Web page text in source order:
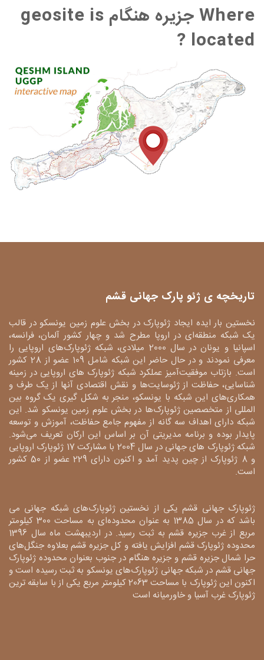
Where جزیره هنگام geosite is
located ?
تاریخچه ی ژئو پارک جهانی قشم
نخستین بار ایده ایجاد ژئوپارک در بخش علوم زمین یونسکو در قالب
یک شبکه منطقه‌ای در اروپا مطرح شد و چهار کشور آلمان، فرانسه،
اسپانیا و یونان در سال 2000 میلادی، شبکه ژئوپارک‌های اروپایی را
معرفی نمودند و در حال حاضر این شبکه شامل 109 عضو از 28 کشور
است. بازتاب موفقیت‌آمیز عملکرد شبکه ژئوپارک های اروپایی در زمینه
شناسایی، حفاظت از ژئوسایت‌ها و نقش اقتصادی آنها از یک طرف و
همکاری‌های این شبکه با یونسکو، منجر به شکل گیری یک گروه بین
المللی از متخصصین ژئوپارک‌ها در بخش علوم زمین یونسکو شد. این
شبکه دارای اهداف سه گانه از مفهوم جامع حفاظت، آموزش و توسعه
پایدار بوده و برنامه مدیریتی آن بر اساس این ارکان تعریف می‌شود.
شبکه ژئوپارک های جهانی در سال 2004 با مشارکت 17 ژئوپارک اروپایی
و 8 ژئوپارک از چین پدید آمد و اکنون دارای 229 عضو از 50 کشور
است.
ژئوپارک جهانی قشم یکی از نخستین ژئوپارک‌های شبکه جهانی می
باشد که در سال 1385 به عنوان محدوده‌ای به مساحت 300 کیلومتر
مربع از غرب جزیره قشم به ثبت رسید. در اردیبهشت ماه سال 1396
محدوده ژئوپارک قشم افزایش یافته و کل جزیره قشم بعلاوه جنگل‌های
حرا شمال جزیره قشم و جزیره هنگام در جنوب بعنوان محدوده ژئوپارک
جهانی قشم در شبکه جهانی ژئوپارک‌های یونسکو به ثبت رسیده است و
اکنون این ژئوپارک با مساحت 2063 کیلومتر مربع یکی از با سابقه ترین
ژئوپارک غرب آسیا و خاورمیانه است